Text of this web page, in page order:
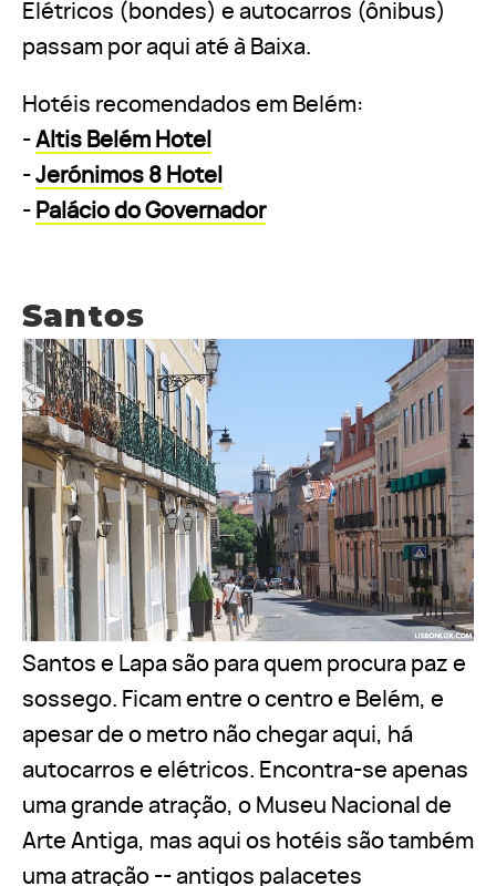
Elétricos (bondes) e autocarros (ônibus)
passam por aqui até à Baixa.
Hotéis recomendados em Belém:
- Altis Belém Hotel
- Jerónimos 8 Hotel
- Palácio do Governador
Santos
Santos e Lapa são para quem procura paz e
sossego. Ficam entre o centro e Belém, e
apesar de o metro não chegar aqui, há
autocarros e elétricos. Encontra-se apenas
uma grande atração, o Museu Nacional de
Arte Antiga, mas aqui os hotéis são também
uma atração -- antigos palacetes